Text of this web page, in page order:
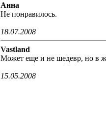
Анна
Не понравилось.
18.07.2008
Vastland
Может еще и не шедевр, но в
15.05.2008